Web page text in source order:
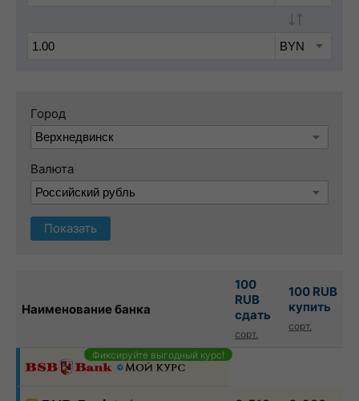
Город
Валюта
Показать
Наименование банка
100
RUB
сдать
сорт.
100 RUB
купить
сорт.
Фиксируйте выгодный курс!